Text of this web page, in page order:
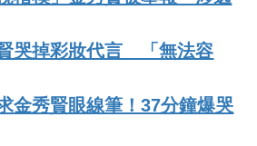
哭掉彩妝代言 「無法容
金秀賢眼線筆！37分鐘爆哭